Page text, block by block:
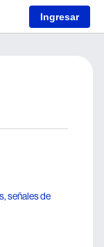
Ingresar
señales de